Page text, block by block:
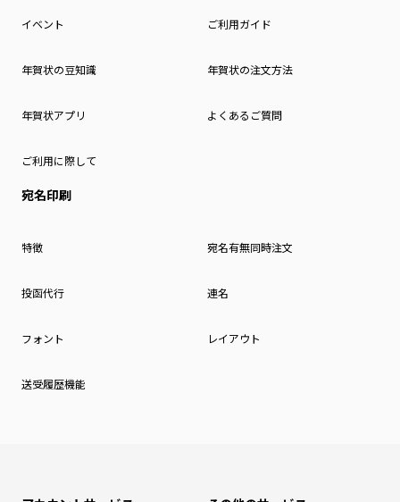
イベント ご利用ガイド
年賀状の豆知識 年賀状の注文方法
年賀状アプリ よくあるご質問
ご利用に際して
宛名印刷
特徴 宛名有無同時注文
投函代行 連名
フォント レイアウト
送受履歴機能